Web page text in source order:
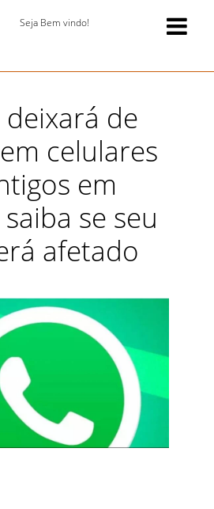
Seja Bem vindo!
de
celulares
em
se seu
afetado